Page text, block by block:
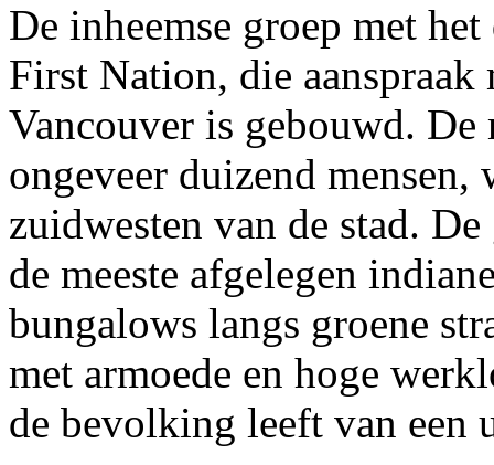
De inheemse groep met
First Nation, die aanspraak
Vancouver is gebouwd. De
ongeveer duizend mensen,
zuidwesten van de stad.
de meeste afgelegen
bungalows langs groene
met armoede en hoge
de bevolking leeft van een